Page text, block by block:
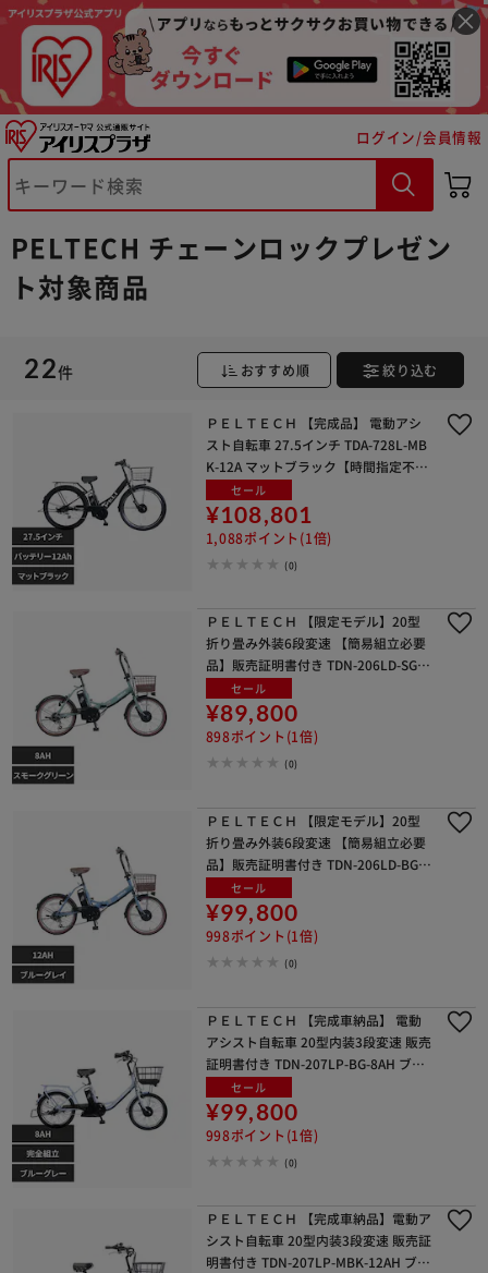
ログイン/会員情報
PELTECH チェーンロックプレゼン
ト対象商品
22件 おすすめ順 絞り込む
ＰＥＬＴＥＣＨ 【完成品】 電動アシ
スト自転車 27.5インチ TDA-728L-MB
K-12A マットブラック【時間指定不
可】【代引き不可】
セール
¥108,801
1,088ポイント(1倍)
(0)
ＰＥＬＴＥＣＨ 【限定モデル】20型
折り畳み外装6段変速 【簡易組立必要
品】販売証明書付き TDN-206LD-SG-8
AH スモークグリーン【代引き不可】
セール
¥89,800
898ポイント(1倍)
(0)
ＰＥＬＴＥＣＨ 【限定モデル】20型
折り畳み外装6段変速 【簡易組立必要
品】販売証明書付き TDN-206LD-BG-1
2AH ブルーグレイ【代引き不可】
セール
¥99,800
998ポイント(1倍)
(0)
ＰＥＬＴＥＣＨ 【完成車納品】 電動
アシスト自転車 20型内装3段変速 販売
証明書付き TDN-207LP-BG-8AH ブル
ーグレー【代引き不可】
セール
¥99,800
998ポイント(1倍)
(0)
ＰＥＬＴＥＣＨ 【完成車納品】電動ア
シスト自転車 20型内装3段変速 販売証
明書付き TDN-207LP-MBK-12AH ブラ
カートに入れる 購入手続きへ